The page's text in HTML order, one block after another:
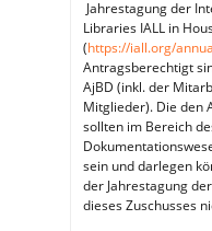
Jahrestagung der
Libraries IALL in
(https://iall.org/
Antragsberechtigt
AjBD (inkl. der
Mitglieder). Die den
sollten im Bereich
sein und darlegen
der Jahrestagung
dieses Zuschusses